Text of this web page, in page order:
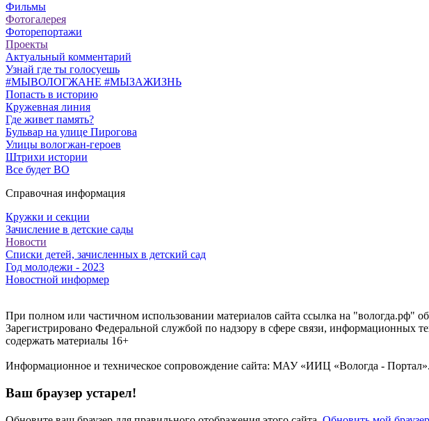
Фильмы
Фотогалерея
Фоторепортажи
Проекты
Актуальный комментарий
Узнай где ты голосуешь
#МЫВОЛОГЖАНЕ #МЫЗАЖИЗНЬ
Попасть в историю
Кружевная линия
Где живет память?
Бульвар на улице Пирогова
Улицы вологжан-героев
Штрихи истории
Все будет ВО
Справочная информация
Кружки и секции
Зачисление в детские сады
Новости
Списки детей, зачисленных в детский сад
Год молодежи - 2023
Новостной информер
При полном или частичном использовании материалов сайта ссылка на "вологда.рф"
Зарегистрировано Федеральной службой по надзору в сфере связи,
содержать материалы 16+
Информационное и техническое сопровождение сайта: МАУ «ИИЦ «Вологда -
Ваш браузер устарел!